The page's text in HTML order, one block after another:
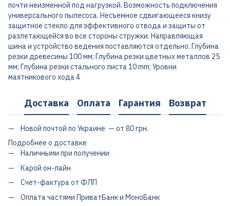
почти неизменной под нагрузкой. Возможность подключения
универсального пылесоса. Несъемное сдвигающееся книзу
защитное стекло для эффективного отвода и защиты от
разлетающейся во все стороны стружки. Направляющая
шина и устройство ведения поставляются отдельно. Глубина
резки древесины 100 мм; Глубина резки цветных металлов 25
мм; Глубина резки стального листа 10 mm; Уровни
маятникового хода 4
Доставка Оплата Гарантия Возврат
Новой почтой по Украине — от 80 грн.
Подробнее о доставке
Наличными при получении
Карой он-лайн
Счет-фактура от ФЛП
Оплата частями ПриватБанк и МоноБанк